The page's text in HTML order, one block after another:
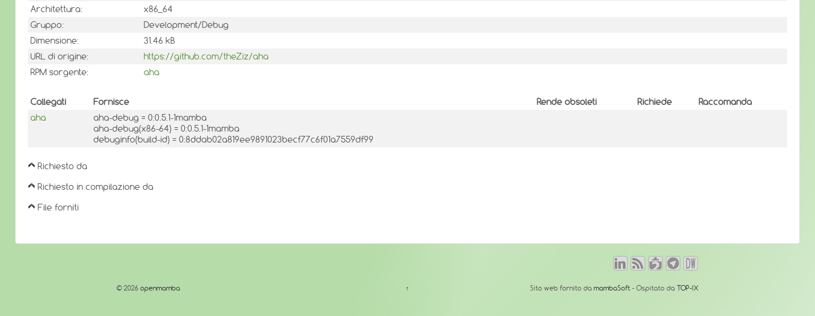
Architettura:
x86_64
Gruppo:
Development/Debug
Dimensione:
31.46 kB
URL di origine:
https://github.com/theZiz/aha
RPM sorgente:
aha
Collegati Fornisce Rende obsoleti Richiede
Raccomanda
aha
aha-debug = 0:0.5.1-1mamba
aha-debug(x86-64) = 0:0.5.1-1mamba
debuginfo(build-id) = 0:8ddab02a819ee9891023becf77c6f01a7559df99
Richiesto da
Richiesto in compilazione da
File forniti
© 2026 openmamba ↑ Sito web fornito da mambaSoft- Ospitato da TOP-IX